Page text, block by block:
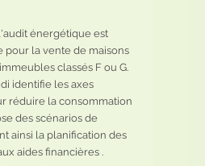
énergétique est
pour la vente de maisons
classés F ou G.
identifie les axes
réduire la consommation
des scénarios de
ainsi la planification des
aides financières .